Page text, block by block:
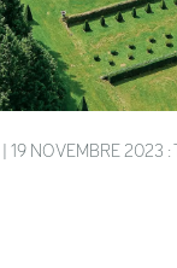
| 19 NOVEMBRE 2023 :